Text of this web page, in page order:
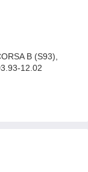
B (S93),
12.02